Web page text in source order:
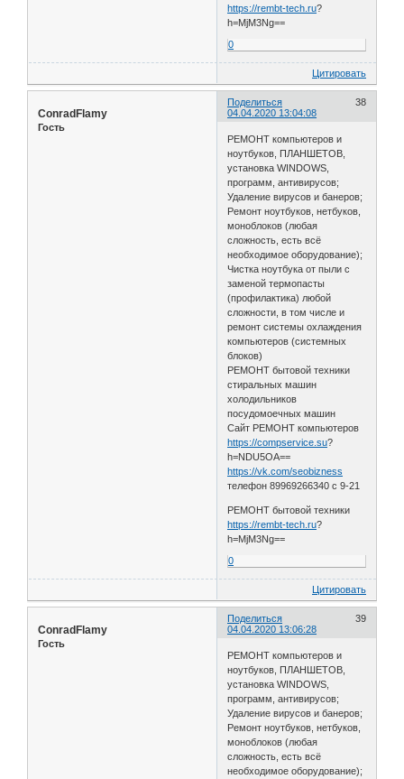
https://rembt-tech.ru?
h=MjM3Ng==
0
Цитировать
Поделиться
38
04.04.2020 13:04:08
ConradFlamy
Гость
РЕМОНТ компьютеров и
ноутбуков, ПЛАНШЕТОВ,
установка WINDOWS,
программ, антивирусов;
Удаление вирусов и банеров;
Ремонт ноутбуков, нетбуков,
моноблоков (любая
сложность, есть всё
необходимое оборудование);
Чистка ноутбука от пыли с
заменой термопасты
(профилактика) любой
сложности, в том числе и
ремонт системы охлаждения
компьютеров (системных
блоков)
РЕМОНТ бытовой техники
стиральных машин
холодильников
посудомоечных машин
Сайт РЕМОНТ компьютеров
https://compservice.su?
h=NDU5OA==
https://vk.com/seobizness
телефон 89969266340 с 9-21
РЕМОНТ бытовой техники
https://rembt-tech.ru?
h=MjM3Ng==
0
Цитировать
Поделиться
39
04.04.2020 13:06:28
ConradFlamy
Гость
РЕМОНТ компьютеров и
ноутбуков, ПЛАНШЕТОВ,
установка WINDOWS,
программ, антивирусов;
Удаление вирусов и банеров;
Ремонт ноутбуков, нетбуков,
моноблоков (любая
сложность, есть всё
необходимое оборудование);